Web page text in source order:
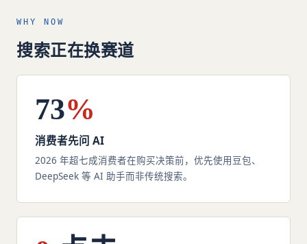
WHY NOW
搜索正在换赛道
73%
消费者先问 AI
2026 年超七成消费者在购买决策前，优先使用豆包、
DeepSeek 等 AI 助手而非传统搜索。